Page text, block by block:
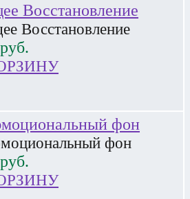
Восстановление
Восстановление
руб.
фон
фон
руб.